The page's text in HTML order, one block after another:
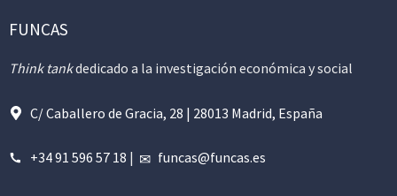
FUNCAS
Think tankdedicado a la investigación económica y social
C/ Caballero de Gracia, 28 | 28013 Madrid, España
+34 91 596 57 18 | funcas@funcas.es